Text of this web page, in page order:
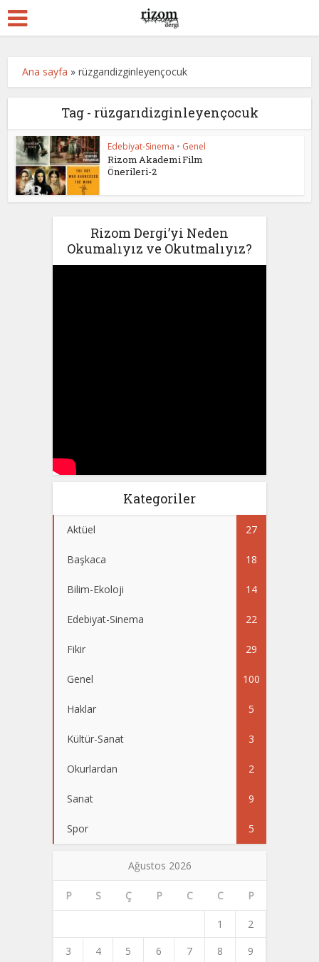
Ana sayfa »rüzgarıdizginleyençocuk
Tag - rüzgarıdizginleyençocuk
Edebiyat-Sinema • Genel
Rizom Akademi Film
Önerileri-2
Rizom Dergi’yi Neden
Okumalıyız ve Okutmalıyız?
Kategoriler
Aktüel 27
Başkaca 18
Bilim-Ekoloji 14
Edebiyat-Sinema 22
Fikir 29
Genel 100
Haklar 5
Kültür-Sanat 3
Okurlardan 2
Sanat 9
Spor 5
Ağustos 2026
P S Ç P C C P
1
2
3
4 5 6 7 8
9